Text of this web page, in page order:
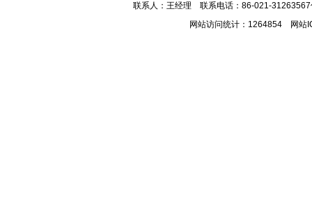
联系人：王经理 联系电话：86-021-
网站访问统计：1264854 网站